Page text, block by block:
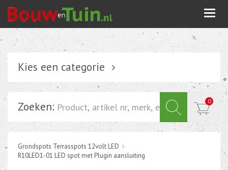
Kies een categorie
Verlichting
Inbouwdoos-kabeldoos
Zoeken: 0
Grondspots Terrasspots 12volt LED
R10LED1-01 LED spot met Plugin aansluiting